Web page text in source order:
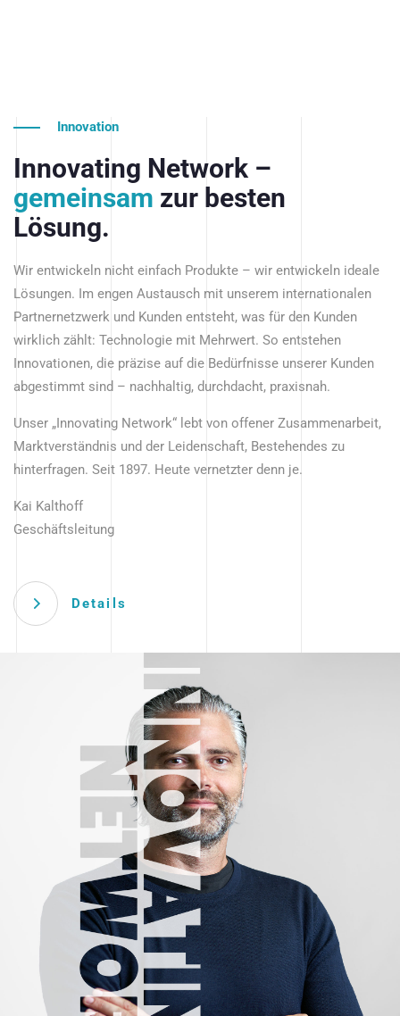
Innovation
Innovating Network –
gemeinsam zur besten
Lösung.
Wir entwickeln nicht einfach Produkte – wir entwickeln ideale
Lösungen. Im engen Austausch mit unserem internationalen
Partnernetzwerk und Kunden entsteht, was für den Kunden
wirklich zählt: Technologie mit Mehrwert. So entstehen
Innovationen, die präzise auf die Bedürfnisse unserer Kunden
abgestimmt sind – nachhaltig, durchdacht, praxisnah.
Unser „Innovating Network“ lebt von offener Zusammenarbeit,
Marktverständnis und der Leidenschaft, Bestehendes zu
hinterfragen. Seit 1897. Heute vernetzter denn je.
Kai Kalthoff
Geschäftsleitung
Details